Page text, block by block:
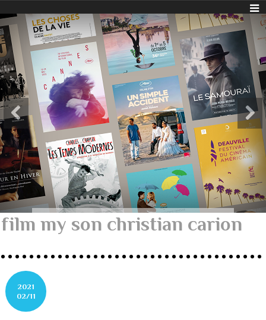
film my son christian carion
2021
02/11